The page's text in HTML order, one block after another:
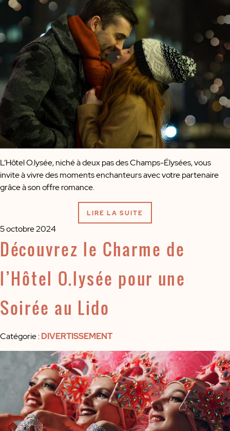
L’Hôtel O.lysée, niché à deux pas des Champs-Élysées, vous
invite à vivre des moments enchanteurs avec votre partenaire
grâce à son offre romance.
LIRE LA SUITE
5 octobre 2024
Découvrez le Charme de
l’Hôtel O.lysée pour une
Soirée au Lido
Catégorie:DIVERTISSEMENT